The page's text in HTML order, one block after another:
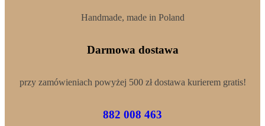
Handmade, made in Poland
Darmowa dostawa
przy zamówieniach powyżej 500 zł dostawa kurierem gratis!
882 008 463